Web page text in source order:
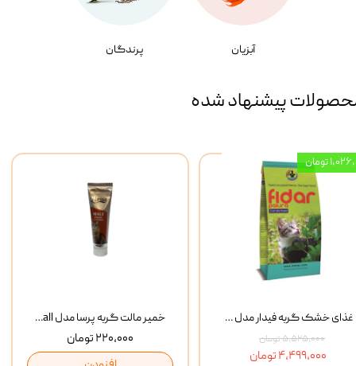
آبزیان پرندگان
پیشنهاد شده
خمیر مالت گربه پرسا مدل Anti Hairball وزن 110 گرم
۲۲۰,۰۰۰ تومان
غذای خشک گربه فیدار مدل Adult وزن 10 کیلوگرم
۵,۵۲۵,۰۰۰ تومان
۴,۴۹۹,۰۰۰ تومان
تومان